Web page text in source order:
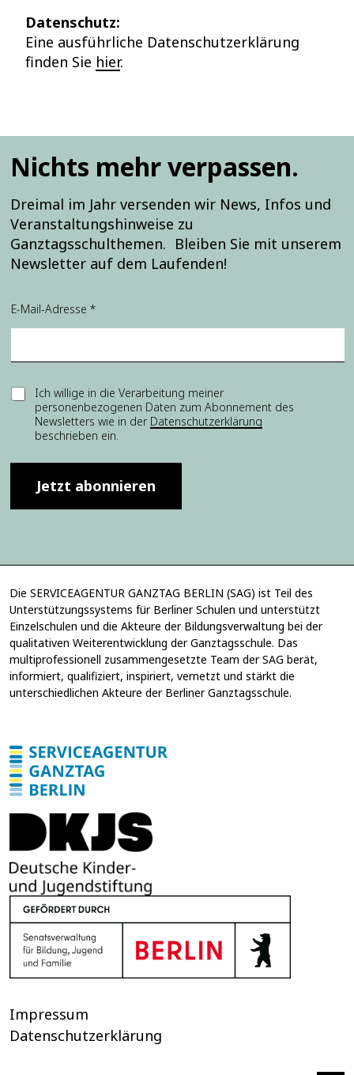
Datenschutz:
Eine ausführliche Datenschutzerklärung
finden Sie hier.
Nichts mehr verpassen.
Dreimal im Jahr versenden wir News, Infos und
Veranstaltungshinweise zu
Ganztagsschulthemen. Bleiben Sie mit unserem
Newsletter auf dem Laufenden!
E-Mail-Adresse *
i
*
E
l
g
Ich willige in die Verarbeitung meiner
personenbezogenen Daten zum Abonnement des
Newsletters wie in der Datenschutzerklärung
beschrieben ein.
Jetzt abonnieren
Die SERVICEAGENTUR GANZTAG BERLIN (SAG) ist Teil des
Unterstützungssystems für Berliner Schulen und unterstützt
Einzelschulen und die Akteure der Bildungsverwaltung bei der
qualitativen Weiterentwicklung der Ganztagsschule. Das
multiprofessionell zusammengesetzte Team der SAG berät,
informiert, qualifiziert, inspiriert, vernetzt und stärkt die
unterschiedlichen Akteure der Berliner Ganztagsschule.
Impressum
Datenschutzerklärung